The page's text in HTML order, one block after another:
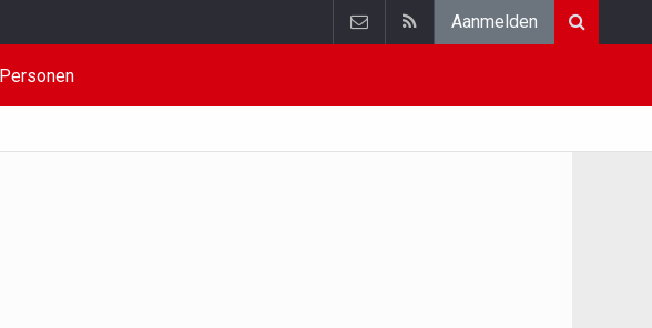
Aanmelden
Personen